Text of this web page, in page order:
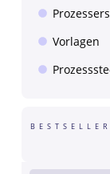
Vorlagen
BESTSELLER